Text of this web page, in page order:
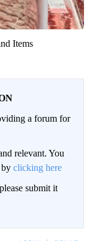
Items
a forum for
relevant. You
clicking here
submit it